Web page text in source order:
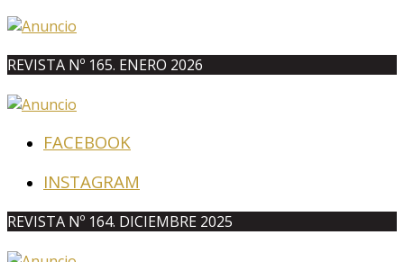
REVISTA Nº 165. ENERO 2026
FACEBOOK
INSTAGRAM
REVISTA Nº 164. DICIEMBRE 2025